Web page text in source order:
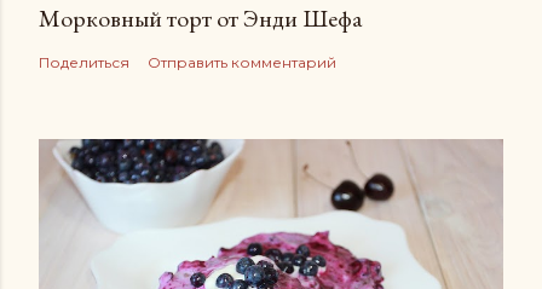
Морковный торт от Энди Шефа
Поделиться Отправить комментарий